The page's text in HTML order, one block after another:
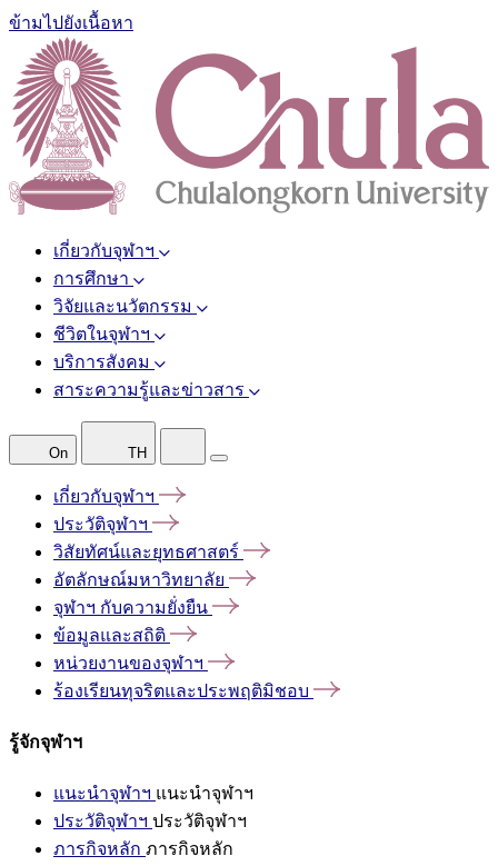
ข้ามไปยังเนื้อหา
เกี่ยวกับจุฬาฯ
การศึกษา
วิจัยและนวัตกรรม
ชีวิตในจุฬาฯ
บริการสังคม
สาระความรู้และข่าวสาร
On TH
เกี่ยวกับจุฬาฯ
ประวัติจุฬาฯ
วิสัยทัศน์และยุทธศาสตร์
อัตลักษณ์มหาวิทยาลัย
จุฬาฯ กับความยั่งยืน
ข้อมูลและสถิติ
หน่วยงานของจุฬาฯ
ร้องเรียนทุจริตและประพฤติมิชอบ
รู้จักจุฬาฯ
แนะนำจุฬาฯ แนะนำจุฬาฯ
ประวัติจุฬาฯ ประวัติจุฬาฯ
ภารกิจหลัก ภารกิจหลัก